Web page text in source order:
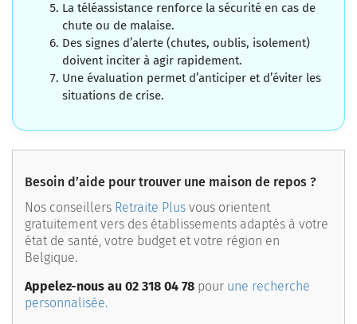
La téléassistance renforce la sécurité en cas de
chute ou de malaise.
Des signes d’alerte (chutes, oublis, isolement)
doivent inciter à agir rapidement.
Une évaluation permet d’anticiper et d’éviter les
situations de crise.
Besoin d’aide pour trouver une maison de repos ?
Nos conseillers Retraite Plus vous orientent
gratuitement vers des établissements adaptés à votre
état de santé, votre budget et votre région en
Belgique.
Appelez-nous au 02 318 04 78 pour une recherche
personnalisée.